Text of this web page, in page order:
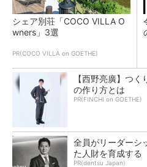
シェア別荘「COCO VILLA O
wners」3選
PR(COCO VILLA on GOETHE)
【西野亮廣】つ
の作り方とは
PR(FINCHI on GOETHE)
全員がリーダーシ
た人財を育成する
PR(dentsu Japan)